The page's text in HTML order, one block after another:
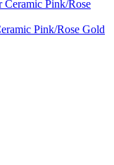
Pink/Rose Gold